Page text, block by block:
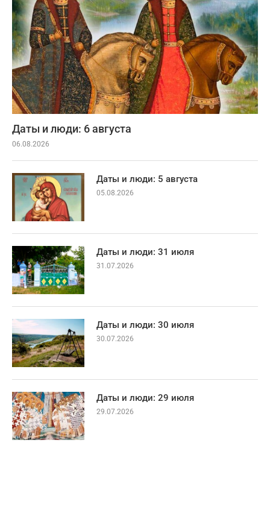
Даты и люди: 6 августа
06.08.2026
Даты и люди: 5 августа
05.08.2026
Даты и люди: 31 июля
31.07.2026
Даты и люди: 30 июля
30.07.2026
Даты и люди: 29 июля
29.07.2026